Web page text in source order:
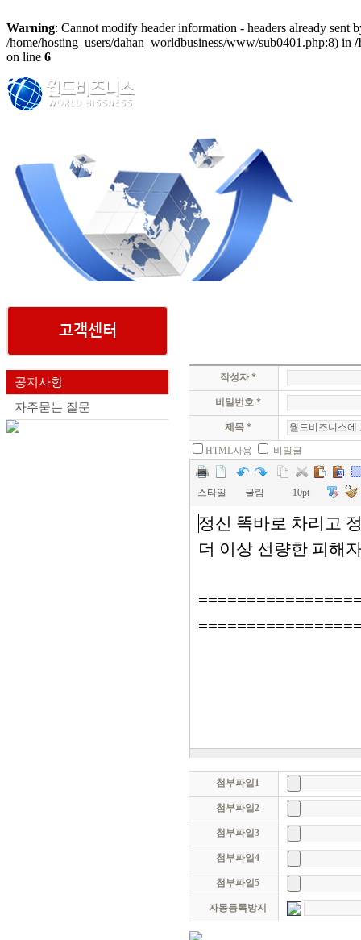
Warning: Cannot modify header information - headers already sent
/home/hosting_users/dahan_worldbusiness/www/sub0401.php:8) in /
on line 6
고객센터
공지사항
자주묻는 질문
작성자 *
비밀번호 *
제목 *
HTML사용 비밀글
스타일 굴림 10pt
첨부파일1
첨부파일2
첨부파일3
첨부파일4
첨부파일5
자동등록방지